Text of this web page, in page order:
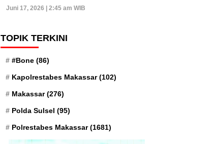
Juni 17, 2026 | 2:45 am WIB
TOPIK TERKINI
#Bone (86)
Kapolrestabes Makassar(102)
Makassar(276)
Polda Sulsel (95)
Polrestabes Makassar(1681)